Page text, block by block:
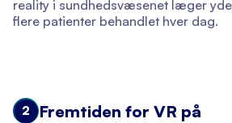
reality i sundhedsvæsenet læger
flere patienter behandlet hver dag.
2
Fremtiden for VR på